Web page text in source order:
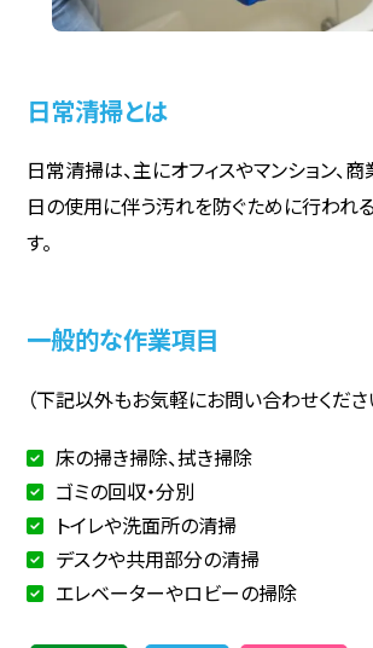
日常清掃とは
日常清掃は、主にオフィスやマンション、
日の使用に伴う汚れを防ぐために行われ
す。
一般的な作業項目
（下記以外もお気軽にお問い合わせくださ
床の掃き掃除、拭き掃除
ゴミの回収・分別
トイレや洗面所の清掃
デスクや共用部分の清掃
エレベーターやロビーの掃除